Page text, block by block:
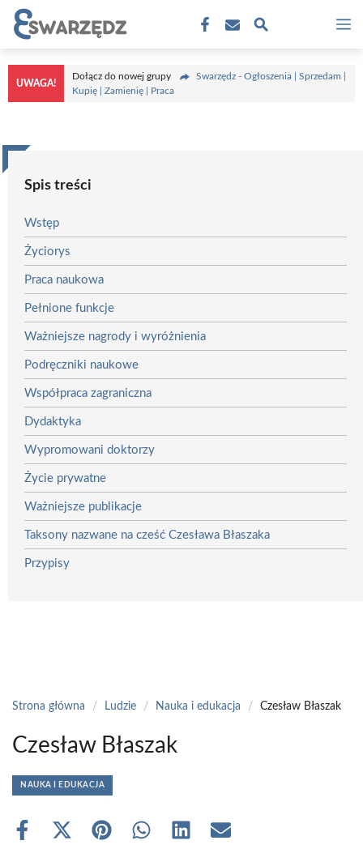
Przejdź
treści
UWAGA!
Dołącz do nowej grupy
Swarzędz - Ogłoszenia | Sprzedam |
Kupię | Zamienię | Praca
Spis treści
Wstęp
Życiorys
Praca naukowa
Pełnione funkcje
Ważniejsze nagrody i wyróżnienia
Podręczniki naukowe
Współpraca zagraniczna
Dydaktyka
Wypromowani doktorzy
Życie prywatne
Ważniejsze publikacje
Taksony nazwane na cześć Czesława Błaszaka
Przypisy
Strona główna / Ludzie / Nauka i edukacja / Czesław Błaszak
Czesław Błaszak
NAUKA I EDUKACJA
Share
Share Share Share Share Share